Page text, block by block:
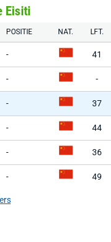
Eisiti
POSITIE NAT. LFT.
- 41
- -
- 37
- 44
- 36
- 49